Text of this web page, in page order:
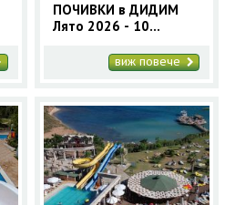
ПОЧИВКИ в ДИДИМ
Лято 2026 - 10
програмавиж повече